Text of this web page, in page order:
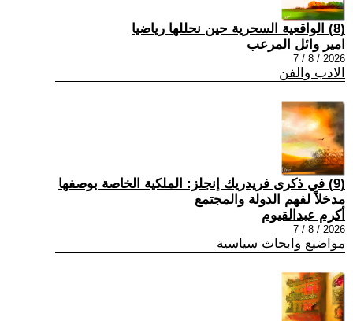
(8) الواقعية السحرية حين نحللها رياضيا
امير وائل المرعب
2026 / 8 / 7
الادب والفن
(9) في ذكرى فريدريك إنجلز: الملكية الخاصة بوصفها
مدخلاً لفهم الدولة والمجتمع
أكرم عبدالقيوم
2026 / 8 / 7
مواضيع وابحاث سياسية